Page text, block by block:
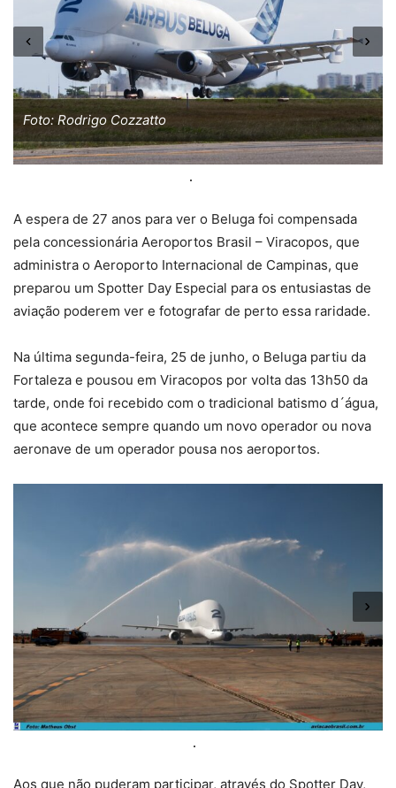
Foto: Rodrigo Cozzatto
A espera de 27 anos para ver o Beluga foi compensada
pela concessionária Aeroportos Brasil – Viracopos, que
administra o Aeroporto Internacional de Campinas, que
preparou um Spotter Day Especial para os entusiastas de
aviação poderem ver e fotografar de perto essa raridade.
Na última segunda-feira, 25 de junho, o Beluga partiu da
Fortaleza e pousou em Viracopos por volta das 13h50 da
tarde, onde foi recebido com o tradicional batismo d´água,
que acontece sempre quando um novo operador ou nova
aeronave de um operador pousa nos aeroportos.
Aos que não puderam participar, através do Spotter Day,